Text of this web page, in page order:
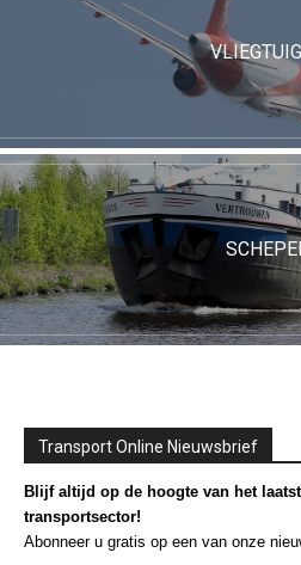
Transport Online Nieuwsbrief
Blijf altijd op de hoogte van het
transportsector!
Abonneer u gratis op een van onze